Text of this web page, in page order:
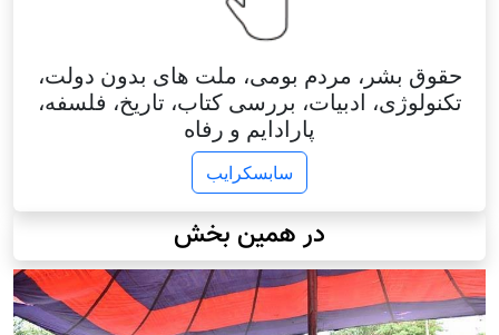
حقوق بشر، مردم بومی، ملت های بدون دولت،
تکنولوژی، ادبیات، بررسی کتاب، تاریخ، فلسفه،
پارادایم و رفاه
سابسکرایب
در همین بخش